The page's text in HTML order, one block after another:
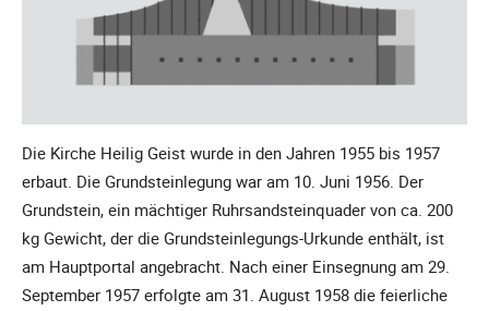
Die Kirche Heilig Geist wurde in den Jahren 1955 bis 1957
erbaut. Die Grundsteinlegung war am 10. Juni 1956. Der
Grundstein, ein mächtiger Ruhrsandsteinquader von ca. 200
kg Gewicht, der die Grundsteinlegungs-Urkunde enthält, ist
am Hauptportal angebracht. Nach einer Einsegnung am 29.
September 1957 erfolgte am 31. August 1958 die feierliche